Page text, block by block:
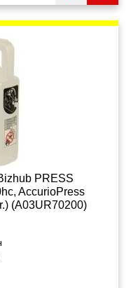
PRESS
AccurioPress
(A03UR70200)